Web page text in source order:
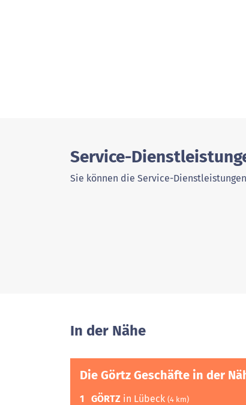
Service-
Sie können die Service-
In der Nähe
Die Görtz Geschäfte in der
1 GÖRTZ in Lübeck (4 km)